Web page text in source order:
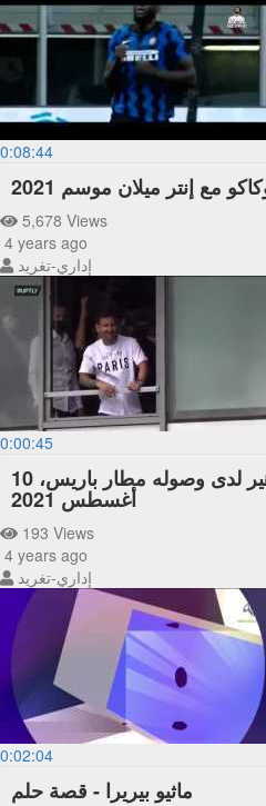
0:08:44
مع إنتر ميلان موسم 2021
5,678 Views
4 years ago
إداري-تغريد
0:00:45
ميسي يحيي الجماهير لدى وصوله مطار باريس، 10
أغسطس 2021
193 Views
4 years ago
إداري-تغريد
0:02:04
ماثيو بيريرا - قصة حلم